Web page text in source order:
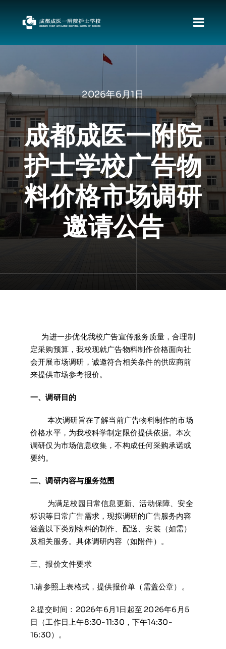
容
切
换
航
关于我们
新闻动态
职教发展政策
资料下载
责任督专区
校园文化
招生专栏
就业动向
2026年6月1日
成都成医一附院
护士学校广告物
料价格市场调研
邀请公告
⠀⠀为进一步优化我校广告宣传服务质量，合理制
定采购预算，我校现就广告物料制作价格面向社
会开展市场调研，诚邀符合相关条件的供应商前
来提供市场参考报价。
一、调研目的
⠀⠀⠀本次调研旨在了解当前广告物料制作的市场
价格水平，为我校科学制定限价提供依据。本次
调研仅为市场信息收集，不构成任何采购承诺或
要约。
二、调研内容与服务范围
⠀⠀⠀为满足校园日常信息更新、活动保障、安全
标识等日常广告需求，现拟调研的广告服务内容
涵盖以下类别物料的制作、配送、安装（如需）
及相关服务。具体调研内容（如附件）。
三、报价文件要求
1.请参照上表格式，提供报价单（需盖公章）。
2.提交时间：2026年6月1日起至 2026年6月5
日（工作日上午8:30-11:30，下午14:30-
16:30）。